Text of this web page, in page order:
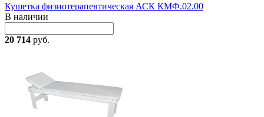
Кушетка физиотерапевтическая АСК КМФ.02.00
В наличии
20 714 руб.